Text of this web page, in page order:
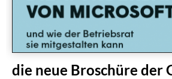
die neue Broschüre der